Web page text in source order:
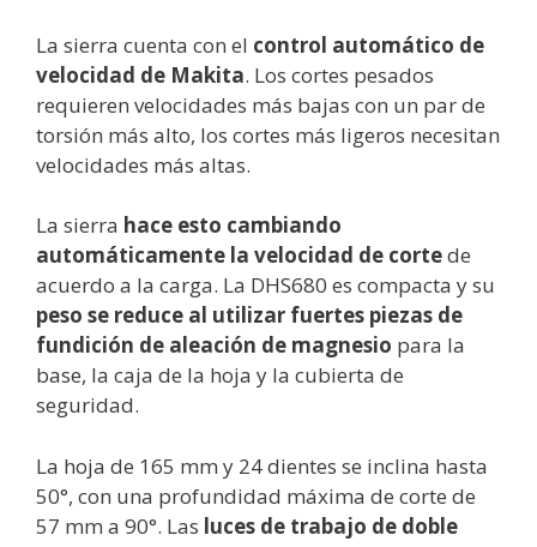
La sierra cuenta con el control automático de
velocidad de Makita. Los cortes pesados
requieren velocidades más bajas con un par de
torsión más alto, los cortes más ligeros necesitan
velocidades más altas.
La sierra hace esto cambiando
automáticamente la velocidad de cortede
acuerdo a la carga. La DHS680 es compacta y su
peso se reduce al utilizar fuertes piezas de
fundición de aleación de magnesio para la
base, la caja de la hoja y la cubierta de
seguridad.
La hoja de 165 mm y 24 dientes se inclina hasta
50°, con una profundidad máxima de corte de
57 mm a 90°. Las luces de trabajo de doble